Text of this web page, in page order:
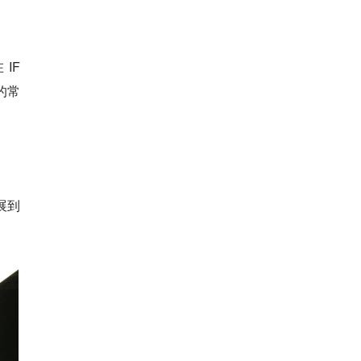
IF
常
到